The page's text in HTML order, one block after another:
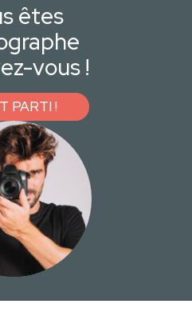
êtes
vous !
PARTI !